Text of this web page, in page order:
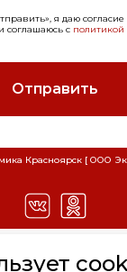
я даю
соглашаюсь с
Отправить
ООО
ООО
Керамика"
Торговля
ООО
ООО
Красноярск [ ООО